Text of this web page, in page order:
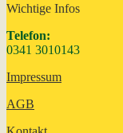
Wichtige Infos
Telefon:
0341 3010143
Impressum
AGB